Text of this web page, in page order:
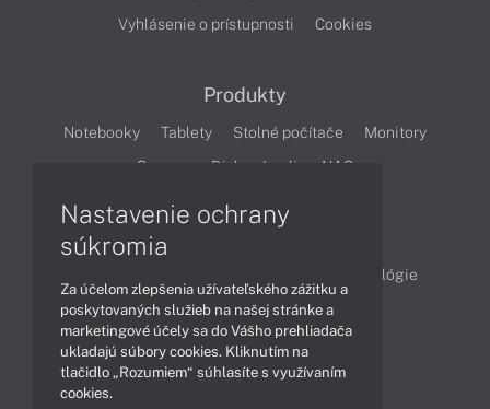
Vyhlásenie o prístupnosti
Cookies
Produkty
Notebooky Tablety Stolné počítače
Monitory
Servery
Diskové polia a NAS
Technológie
Videá
Obsah
Nastavenie ochrany
súkromia
Za účelom zlepšenia užívateľského zážitku a
poskytovaných služieb na našej stránke a
marketingové účely sa do Vášho prehliadača
ukladajú súbory cookies. Kliknutím na
tlačidlo „Rozumiem“ súhlasíte s využívaním
cookies.